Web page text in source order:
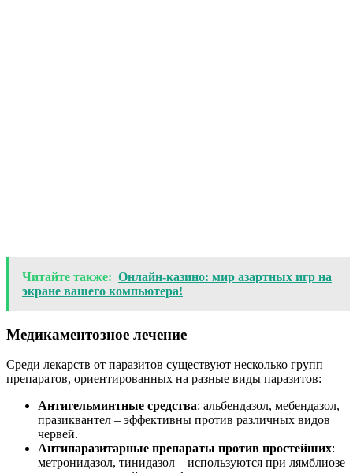
Читайте также: Онлайн-казино: мир азартных игр на
экране вашего компьютера!
Медикаментозное лечение
Среди лекарств от паразитов существуют несколько групп
препаратов, ориентированных на разные виды паразитов:
Антигельминтные средства: альбендазол, мебендазол,
празиквантел – эффективны против различных видов
червей.
Антипаразитарные препараты против простейших:
метронидазол, тинидазол – используются при лямблиозе